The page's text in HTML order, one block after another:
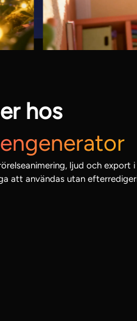
hos
ljud och export
att användas utan